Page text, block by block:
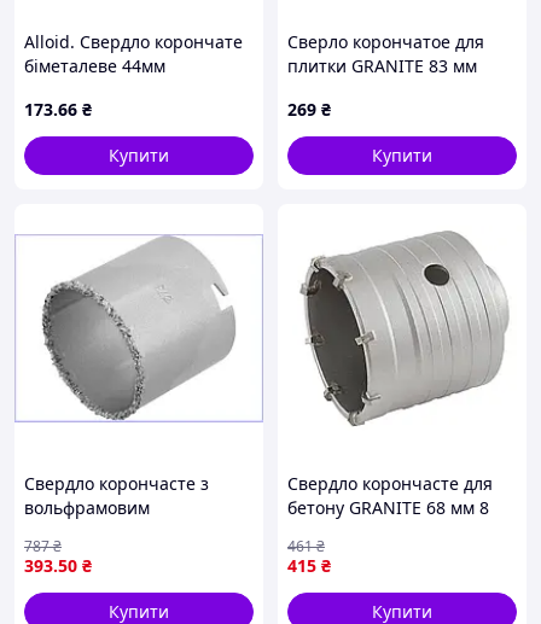
Alloid. Свердло корончате
біметалеве 44мм
173.66 ₴
Купити
Сверло корончатое для
плитки GRANITE 83 мм
2-08-283, TB3807982
269 ₴
Купити
Свердло корончасте з
вольфрамовим
газобетону цегли кераміки
діаметром 73 мм глибина
різання 65 мм
393.50 ₴
787₴
Купити
Свердло корончасте для
бетону GRANITE 68 мм 8
415 ₴
461₴
Купити